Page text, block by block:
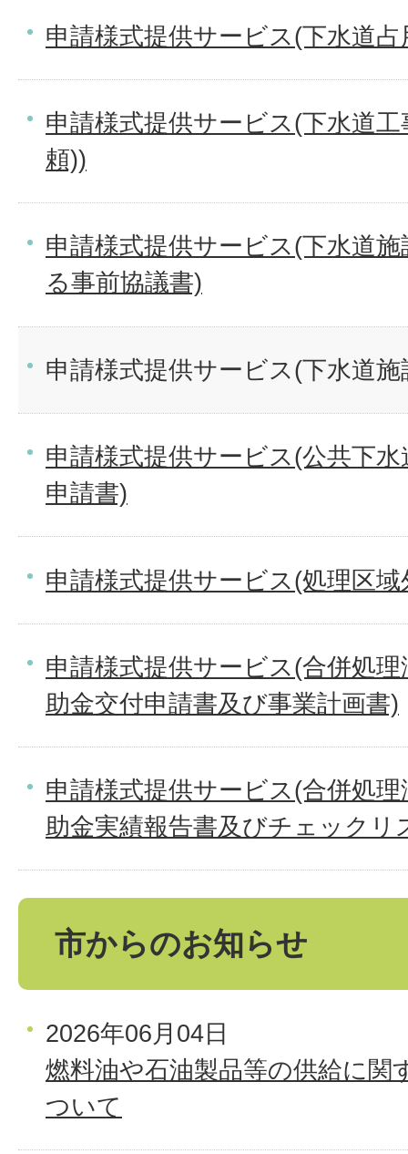
申請様式提供サービス(下水道占
申請様式提供サービス(下水道
頼))
申請様式提供サービス(下水道
る事前協議書)
申請様式提供サービス(下水道
申請様式提供サービス(公共下
申請書)
申請様式提供サービス(処理区
申請様式提供サービス(合併処
助金交付申請書及び事業計画書)
申請様式提供サービス(合併処
助金実績報告書及びチェックリ
市からのお知らせ
2026年06月04日
燃料油や石油製品等の供給に関
ついて